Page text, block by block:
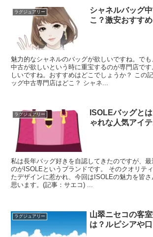
ラグジュアリー
シャネルバッグ
こ？激安おすす
魅力的なシャネルのバッグが欲しいですね。で
中古が欲しいという時に重宝するのが専門店で
しいですね。おすすめはどこでしょうか？ この
ッグ中古専門店はどこ？ シャネ...
ラグジュアリー
ISOLEバッグと
ゃれな人気アイ
私は長年バッグ好きを自認してきたのですが、
のがISOLEというブランドです。 そのクオリテ
たデザインに惹かれ、今回はISOLEの魅力を皆さ
思います。(記事：サエコ) ...
ラグジュアリー
山翠ニセコの客
は？ルピシアや